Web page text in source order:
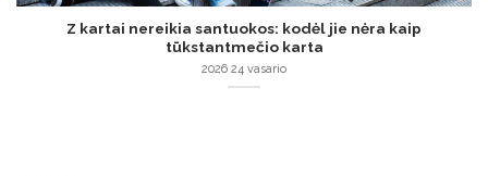
Z kartai nereikia santuokos: kodėl jie nėra kaip
tūkstantmečio karta
2026 24 vasario